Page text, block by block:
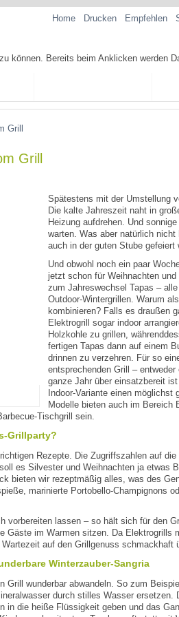
Home Drucken Empfehlen
Grill
Grill
Spätestens mit der Umstellung
Die kalte Jahreszeit naht in
Heizung aufdrehen. Und
warten. Was aber natürlich
auch in der guten Stube gefeiert
Und obwohl noch ein paar
jetzt schon für Weihnachten
zum Jahreswechsel Tapas –
Outdoor-Wintergrillen. Warum
kombinieren? Falls es draußen
Elektrogrill sogar indoor
Holzkohle zu grillen,
fertigen Tapas dann auf einem
drinnen zu verzehren. Für so
entsprechenden Grill –
ganze Jahr über einsatzbereit
Indoor-Variante einen
Modelle bieten auch im Bereich
Tischgrill sein.
Grillparty?
Rezepte. Die Zugriffszahlen auf
es Silvester und Weihnachten ja etwas
bieten wir rezeptmäßig alles, was des
marinierte Portobello-Champignons
vorbereiten lassen – so hält sich für den
Gäste im Warmen sitzen. Da Elektrogrills
auf den Grillgenuss schmackhaft
Winterzauber-Sangria
wunderbar abwandeln. So zum
durch stilles Wasser
die heiße Flüssigkeit geben und das